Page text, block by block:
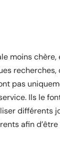
moins
recherches,
pas
Ils le
différents
afin